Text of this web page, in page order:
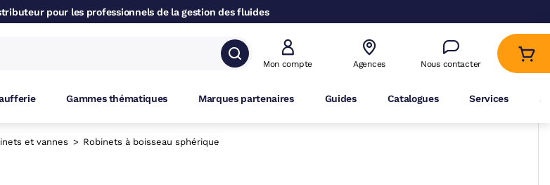
pour les professionnels de la gestion des fluides
Mon compte Agences Nous contacter
Gammes thématiques Marques partenaires Guides Catalogues Services
et vannes Robinets à boisseau sphérique